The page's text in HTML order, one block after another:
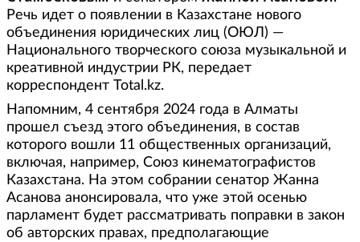
Речь идет о появлении в Казахстане нового
объединения юридических лиц (ОЮЛ) —
Национального творческого союза музыкальной и
креативной индустрии РК, передает
корреспондент Total.kz.
Напомним, 4 сентября 2024 года в Алматы
прошел съезд этого объединения, в состав
которого вошли 11 общественных организаций,
включая, например, Союз кинематографистов
Казахстана. На этом собрании сенатор Жанна
Асанова анонсировала, что уже этой осенью
парламент будет рассматривать поправки в закон
об авторских правах, предполагающие